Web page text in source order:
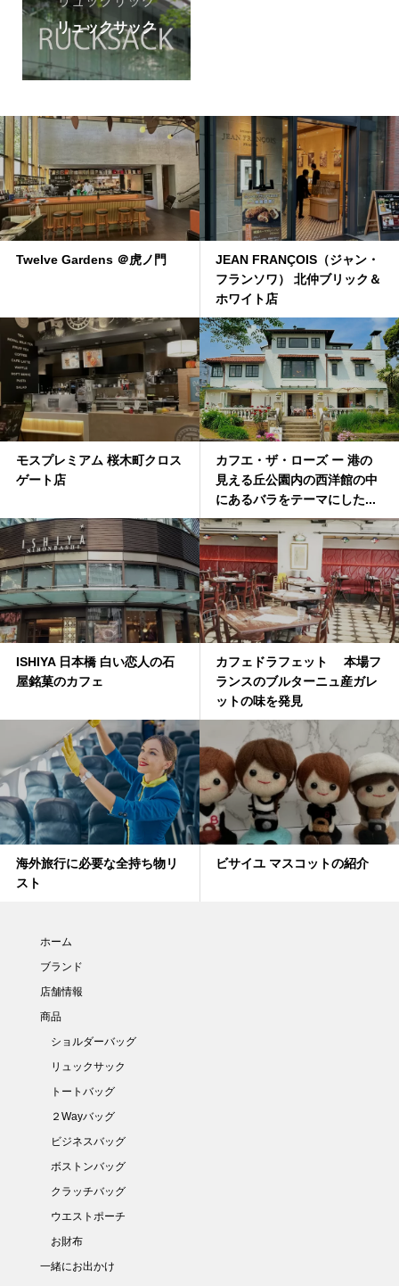
リュックサック
Twelve Gardens ＠虎ノ門
JEAN FRANÇOIS（ジャン・
フランソワ） 北仲ブリック＆
ホワイト店
モスプレミアム 桜木町クロス
ゲート店
カフエ・ザ・ローズ ー 港の
見える丘公園内の西洋館の中
にあるバラをテーマにした...
ISHIYA 日本橋 白い恋人の石
屋銘菓のカフェ
カフェドラフェット 本場フ
ランスのブルターニュ産ガレ
ットの味を発見
海外旅行に必要な全持ち物リ
スト
ビサイユ マスコットの紹介
ホーム
ブランド
店舗情報
商品
ショルダーバッグ
リュックサック
トートバッグ
２Wayバッグ
ビジネスバッグ
ボストンバッグ
クラッチバッグ
ウエストポーチ
お財布
一緒にお出かけ